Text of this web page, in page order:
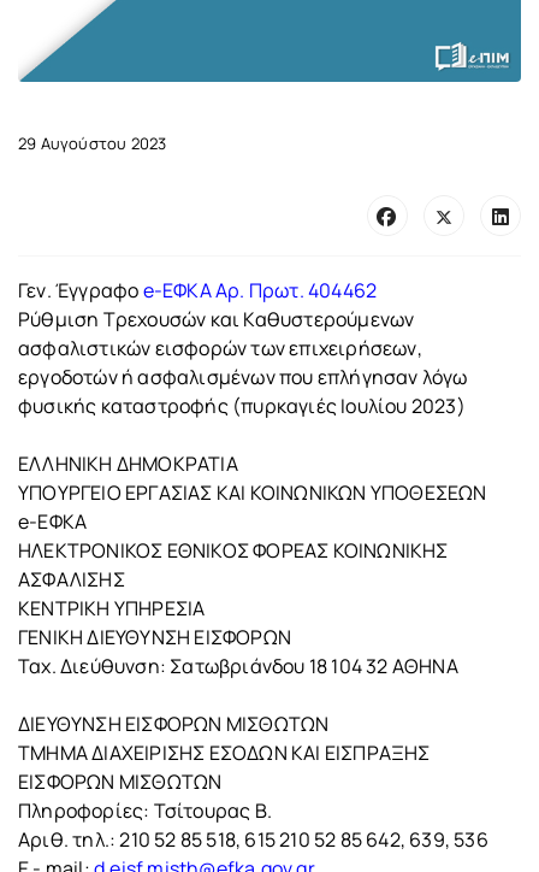
29 Αυγούστου 2023
Γεν. Έγγραφοe-ΕΦΚΑ Αρ. Πρωτ. 404462
Ρύθμιση Τρεχουσών και Καθυστερούμενων
ασφαλιστικών εισφορών των επιχειρήσεων,
εργοδοτών ή ασφαλισμένων που επλήγησαν λόγω
φυσικής καταστροφής (πυρκαγιές Ιουλίου 2023)
ΕΛΛΗΝΙΚΗ ΔΗΜΟΚΡΑΤΙΑ
ΥΠΟΥΡΓΕΙΟ ΕΡΓΑΣΙΑΣ ΚΑΙ ΚΟΙΝΩΝΙΚΩΝ ΥΠΟΘΕΣΕΩΝ
e-ΕΦΚΑ
ΗΛΕΚΤΡΟΝΙΚΟΣ ΕΘΝΙΚΟΣ ΦΟΡΕΑΣ ΚΟΙΝΩΝΙΚΗΣ
ΑΣΦΑΛΙΣΗΣ
ΚΕΝΤΡΙΚΗ ΥΠΗΡΕΣΙΑ
ΓΕΝΙΚΗ ΔΙΕΥΘΥΝΣΗ ΕΙΣΦΟΡΩΝ
Ταχ. Διεύθυνση: Σατωβριάνδου 18 104 32 ΑΘΗΝΑ
ΔΙΕΥΘΥΝΣΗ ΕΙΣΦΟΡΩΝ ΜΙΣΘΩΤΩΝ
ΤΜΗΜΑ ΔΙΑΧΕΙΡΙΣΗΣ ΕΣΟΔΩΝ ΚΑΙ ΕΙΣΠΡΑΞΗΣ
ΕΙΣΦΟΡΩΝ ΜΙΣΘΩΤΩΝ
Πληροφορίες: Τσίτουρας Β.
Αριθ. τηλ.: 210 52 85 518, 615 210 52 85 642, 639, 536